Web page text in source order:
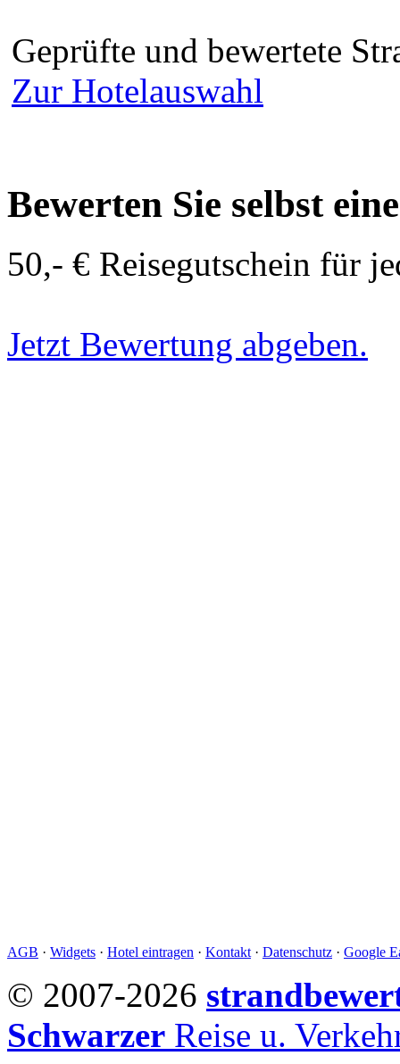
Geprüfte und bewertete
Zur Hotelauswahl
Bewerten Sie selbst
50,- € Reisegutschein für
Jetzt Bewertung abgeben.
AGB · Widgets · Hotel eintragen · Kontakt · Datenschutz · Google
© 2007-2026
Schwarzer Reise u.